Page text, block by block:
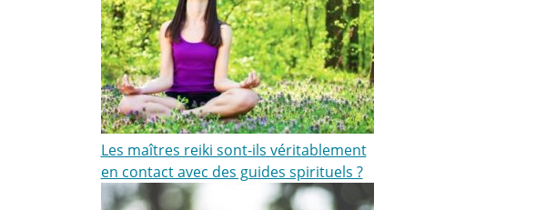
Les maîtres reiki sont-ils véritablement
en contact avec des guides spirituels ?